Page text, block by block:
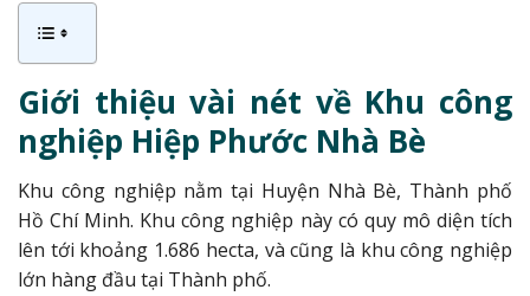
Giới thiệu vài nét về Khu công
nghiệp Hiệp Phước Nhà Bè
Khu công nghiệp nằm tại Huyện Nhà Bè, Thành phố
Hồ Chí Minh. Khu công nghiệp này có quy mô diện tích
lên tới khoảng 1.686 hecta, và cũng là khu công nghiệp
lớn hàng đầu tại Thành phố.